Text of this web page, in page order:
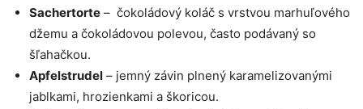
Sachertorte – čokoládový koláč s vrstvou marhuľového
džemu a čokoládovou polevou, často podávaný so
šľahačkou.
Apfelstrudel – jemný závin plnený karamelizovanými
jablkami, hrozienkami a škoricou.